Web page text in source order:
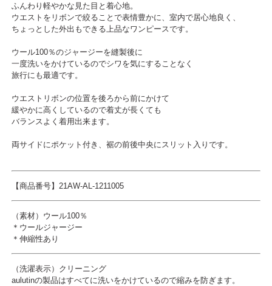
ふんわり軽やかな見た目と着心地。
ウエストをリボンで絞ることで表情豊かに、室内で居心地良く、
ちょっとした外出もできる上品なワンピースです。
ウール100％のジャージーを縫製後に
一度洗いをかけているのでシワを気にすることなく
旅行にも最適です。
ウエストリボンの位置を後ろから前にかけて
緩やかに高くしているので着丈が長くても
バランスよく着用出来ます。
両サイドにポケット付き、裾の前後中央にスリット入りです。
【商品番号】21AW-AL-1211005
（素材） ウール100％
＊ウールジャージー
＊伸縮性あり
（洗濯表示）クリーニング
aulutinの製品はすべてに洗いをかけているので縮みを防ぎます。